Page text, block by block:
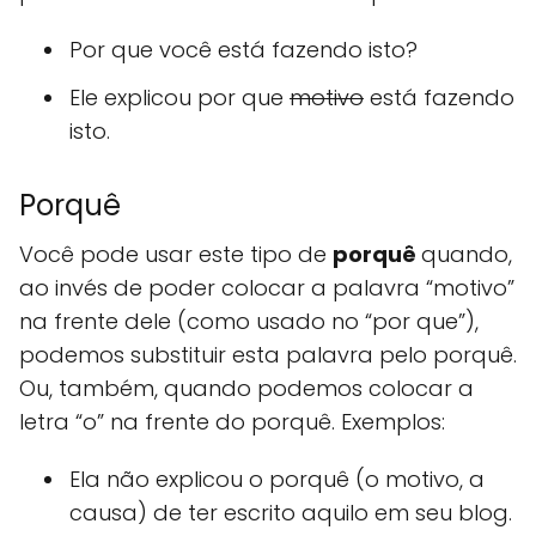
Por que você está fazendo isto?
Ele explicou por que motivo está fazendo
isto.
Porquê
Você pode usar este tipo de porquê quando,
ao invés de poder colocar a palavra “motivo”
na frente dele (como usado no “por que”),
podemos substituir esta palavra pelo porquê.
Ou, também, quando podemos colocar a
letra “o” na frente do porquê. Exemplos:
Ela não explicou o porquê (o motivo, a
causa) de ter escrito aquilo em seu blog.